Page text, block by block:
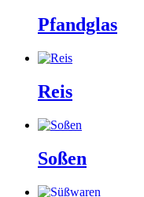
Pfandglas
Reis
Soßen